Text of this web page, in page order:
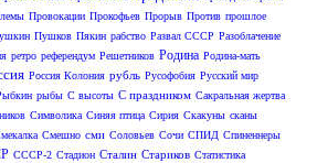
Провокации Прокофьев Прорыв Против прошлое
Пушков Пякин рабство Развал СССР Разоблачение
ретро референдум Решетников Родина Родина-мать
Россия Колония рубль Русофобия Русский мир
рыбы С высоты С праздником Сакральная жертва
Символика Синяя птица Сирия Скакуны сканы
Смешно сми Соловьев Сочи СПИД Спиненнеры
СССР-2 Стадион Сталин Стариков Статистика